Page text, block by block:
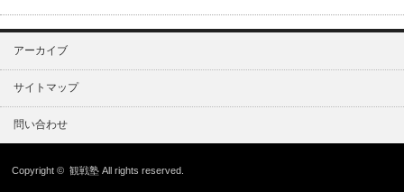
アーカイブ
サイトマップ
問い合わせ
Copyright ©観戦塾 All rights reserved.